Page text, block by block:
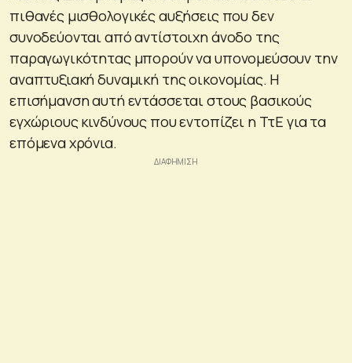
πιθανές μισθολογικές αυξήσεις που δεν
συνοδεύονται από αντίστοιχη άνοδο της
παραγωγικότητας μπορούν να υπονομεύσουν την
αναπτυξιακή δυναμική της οικονομίας. Η
επισήμανση αυτή εντάσσεται στους βασικούς
εγχώριους κινδύνους που εντοπίζει η ΤτΕ για τα
επόμενα χρόνια.